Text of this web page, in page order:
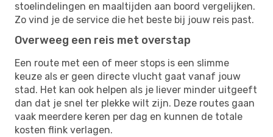
stoelindelingen en maaltijden aan boord vergelijken.
Zo vind je de service die het beste bij jouw reis past.
Overweeg een reis met overstap
Een route met een of meer stops is een slimme
keuze als er geen directe vlucht gaat vanaf jouw
stad. Het kan ook helpen als je liever minder uitgeeft
dan dat je snel ter plekke wilt zijn. Deze routes gaan
vaak meerdere keren per dag en kunnen de totale
kosten flink verlagen.